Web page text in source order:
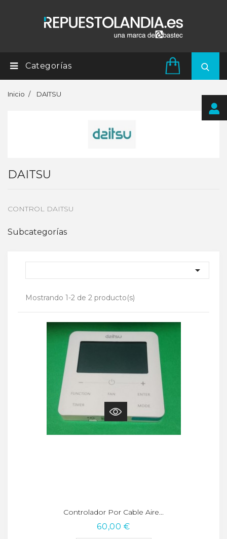
Categorías
Inicio DAITSU
DAITSU
CONTROL DAITSU
Subcategorías

Mostrando 1-2 de 2 producto(s)
Controlador Por Cable Aire...
60,00 €